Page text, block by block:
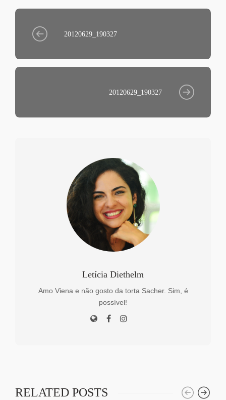
20120629_190327
20120629_190327
Letícia Diethelm
Amo Viena e não gosto da torta Sacher. Sim, é
possível!
RELATED POSTS